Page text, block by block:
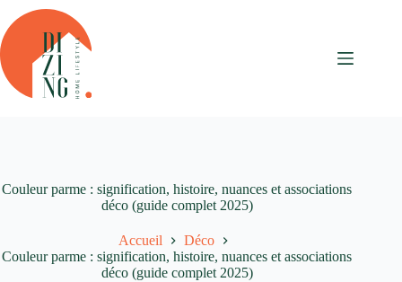
Passer
au
contenu
Couleur parme : signification, histoire, nuances et associations
déco (guide complet 2025)
Accueil
Déco
Couleur parme : signification, histoire, nuances et associations
déco (guide complet 2025)